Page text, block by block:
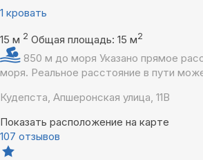
1 кровать
15 м 2 Общая площадь: 15 м2
850 м до моря Указано прямое
моря. Реальное расстояние в пути
Кудепста, Апшеронская улица, 11В
Показать расположение на карте
107 отзывов